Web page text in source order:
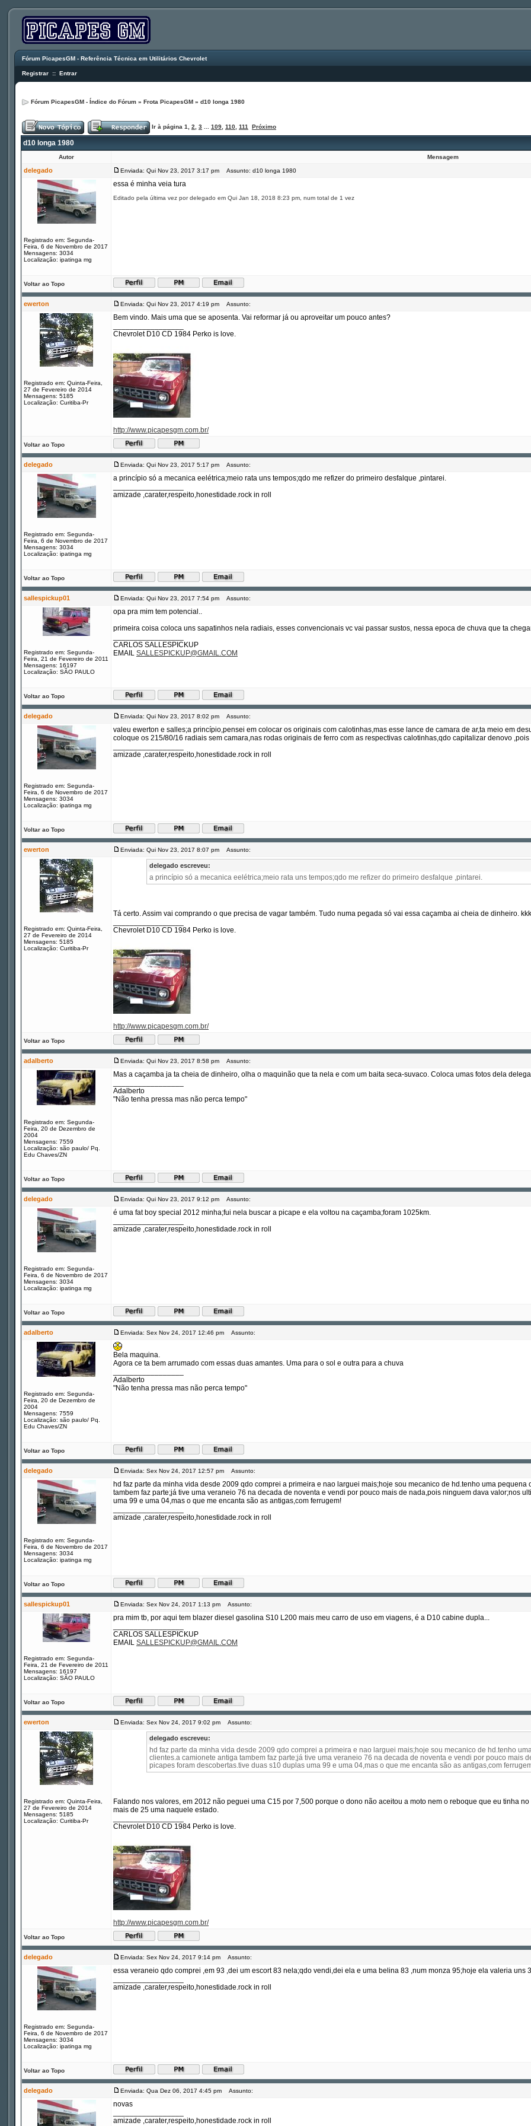
Fórum PicapesGM - Referência Técnica em Utilitários Chevrolet
Registrar :: Entrar
Fórum PicapesGM - Índice do Fórum » Frota PicapesGM » d10 longa 1980
Ir à página 1 2 3 109 110 111 Próximo
d10 longa 1980
Autor Mensagem
delegado Enviada: Qui Nov 23, 2017 3:17 pm Assunto: d10 longa 1980
Registrado em: Segunda-
Feira, 6 de Novembro de 2017
Mensagens: 3034
Localização: ipatinga mg
essa é minha veia tura
Editado pela última vez por delegado em Qui Jan 18, 2018 8:23 pm, num total de 1 vez
Voltar ao Topo
ewerton Enviada: Qui Nov 23, 2017 4:19 pm Assunto:
Registrado em: Quinta-Feira,
27 de Fevereiro de 2014
Mensagens: 5185
Localização: Curitiba-Pr
Bem vindo. Mais uma que se aposenta. Vai reformar já ou aproveitar um pouco antes?
Chevrolet D10 CD 1984 Perko is love.
http://www.picapesgm.com.br/
Voltar ao Topo
delegado Enviada: Qui Nov 23, 2017 5:17 pm Assunto:
Registrado em: Segunda-
Feira, 6 de Novembro de 2017
Mensagens: 3034
Localização: ipatinga mg
a princípio só a mecanica eelétrica;meio rata uns tempos;qdo me refizer do primeiro desfalque ,pintarei.
amizade ,carater,respeito,honestidade.rock in roll
Voltar ao Topo
sallespickup01 Enviada: Qui Nov 23, 2017 7:54 pm Assunto:
Registrado em: Segunda-
Feira, 21 de Fevereiro de 2011
Mensagens: 16197
Localização: SÃO PAULO
opa pra mim tem potencial..
primeira coisa coloca uns sapatinhos nela radiais, esses convencionais vc vai passar sustos, nessa epoca de chuva que ta
CARLOS SALLESPICKUP
EMAIL SALLESPICKUP@GMAIL.COM
Voltar ao Topo
delegado Enviada: Qui Nov 23, 2017 8:02 pm Assunto:
Registrado em: Segunda-
Feira, 6 de Novembro de 2017
Mensagens: 3034
Localização: ipatinga mg
valeu ewerton e salles;a princípio,pensei em colocar os originais com calotinhas,mas esse lance de camara de ar,ta meio em
coloque os 215/80/16 radiais sem camara,nas rodas originais de ferro com as respectivas calotinhas,qdo capitalizar denovo
amizade ,carater,respeito,honestidade.rock in roll
Voltar ao Topo
ewerton Enviada: Qui Nov 23, 2017 8:07 pm Assunto:
Registrado em: Quinta-Feira,
27 de Fevereiro de 2014
Mensagens: 5185
Localização: Curitiba-Pr
delegado escreveu:
a princípio só a mecanica eelétrica;meio rata uns tempos;qdo me refizer do primeiro desfalque ,pintarei.
Tá certo. Assim vai comprando o que precisa de vagar também. Tudo numa pegada só vai essa caçamba ai cheia de dinheiro. kkk
Chevrolet D10 CD 1984 Perko is love.
http://www.picapesgm.com.br/
Voltar ao Topo
adalberto Enviada: Qui Nov 23, 2017 8:58 pm Assunto:
Registrado em: Segunda-
Feira, 20 de Dezembro de
2004
Mensagens: 7559
Localização: são paulo/ Pq.
Edu Chaves/ZN
Mas a caçamba ja ta cheia de dinheiro, olha o maquinão que ta nela e com um baita seca-suvaco. Coloca umas fotos dela
Adalberto
"Não tenha pressa mas não perca tempo"
Voltar ao Topo
delegado Enviada: Qui Nov 23, 2017 9:12 pm Assunto:
Registrado em: Segunda-
Feira, 6 de Novembro de 2017
Mensagens: 3034
Localização: ipatinga mg
é uma fat boy special 2012 minha;fui nela buscar a picape e ela voltou na caçamba;foram 1025km.
amizade ,carater,respeito,honestidade.rock in roll
Voltar ao Topo
adalberto Enviada: Sex Nov 24, 2017 12:46 pm Assunto:
Registrado em: Segunda-
Feira, 20 de Dezembro de
2004
Mensagens: 7559
Localização: são paulo/ Pq.
Edu Chaves/ZN
Bela maquina.
Agora ce ta bem arrumado com essas duas amantes. Uma para o sol e outra para a chuva
Adalberto
"Não tenha pressa mas não perca tempo"
Voltar ao Topo
delegado Enviada: Sex Nov 24, 2017 12:57 pm Assunto:
Registrado em: Segunda-
Feira, 6 de Novembro de 2017
Mensagens: 3034
Localização: ipatinga mg
hd faz parte da minha vida desde 2009 qdo comprei a primeira e nao larguei mais;hoje sou mecanico de hd.tenho uma
tambem faz parte;já tive uma veraneio 76 na decada de noventa e vendi por pouco mais de nada,pois ninguem dava valor;nos
uma 99 e uma 04,mas o que me encanta são as antigas,com ferrugem!
amizade ,carater,respeito,honestidade.rock in roll
Voltar ao Topo
sallespickup01 Enviada: Sex Nov 24, 2017 1:13 pm Assunto:
Registrado em: Segunda-
Feira, 21 de Fevereiro de 2011
Mensagens: 16197
Localização: SÃO PAULO
pra mim tb, por aqui tem blazer diesel gasolina S10 L200 mais meu carro de uso em viagens, é a D10 cabine dupla...
CARLOS SALLESPICKUP
EMAIL SALLESPICKUP@GMAIL.COM
Voltar ao Topo
ewerton Enviada: Sex Nov 24, 2017 9:02 pm Assunto:
Registrado em: Quinta-Feira,
27 de Fevereiro de 2014
Mensagens: 5185
Localização: Curitiba-Pr
delegado escreveu:
hd faz parte da minha vida desde 2009 qdo comprei a primeira e nao larguei mais;hoje sou mecanico de hd.tenho
clientes.a camionete antiga tambem faz parte;já tive uma veraneio 76 na decada de noventa e vendi por pouco mais
picapes foram descobertas.tive duas s10 duplas uma 99 e uma 04,mas o que me encanta são as antigas,com
Falando nos valores, em 2012 não peguei uma C15 por 7,500 porque o dono não aceitou a moto nem o reboque que eu tinha
mais de 25 uma naquele estado.
Chevrolet D10 CD 1984 Perko is love.
http://www.picapesgm.com.br/
Voltar ao Topo
delegado Enviada: Sex Nov 24, 2017 9:14 pm Assunto:
Registrado em: Segunda-
Feira, 6 de Novembro de 2017
Mensagens: 3034
Localização: ipatinga mg
essa veraneio qdo comprei ,em 93 ,dei um escort 83 nela;qdo vendi,dei ela e uma belina 83 ,num monza 95;hoje ela valeria uns
amizade ,carater,respeito,honestidade.rock in roll
Voltar ao Topo
delegado Enviada: Qua Dez 06, 2017 4:45 pm Assunto:
novas
amizade ,carater,respeito,honestidade.rock in roll